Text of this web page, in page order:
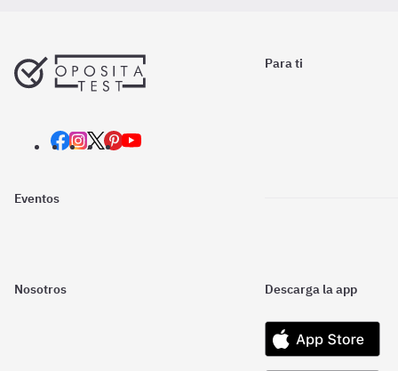
Para ti
Eventos
Nosotros Descarga la app